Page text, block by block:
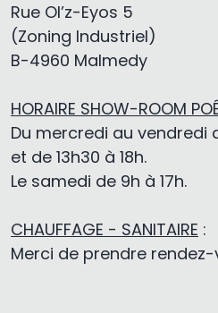
Rue Ol’z-Eyos 5
(Zoning Industriel)
B-4960 Malmedy
HORAIRE SHOW-ROOM
Du mercredi au vendredi
et de 13h30 à 18h.
Le samedi de 9h à 17h.
CHAUFFAGE - SANITAIRE :
Merci de prendre rendez-